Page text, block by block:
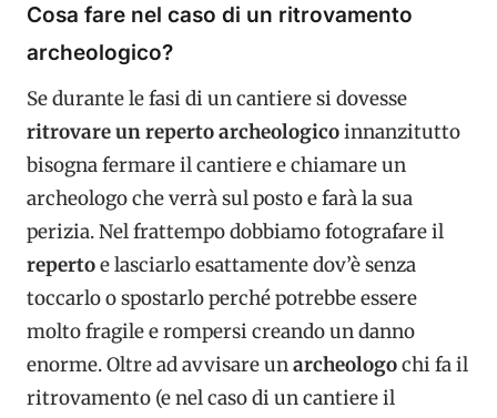
Cosa fare nel caso di un ritrovamento
archeologico?
Se durante le fasi di un cantiere si dovesse
ritrovare un reperto archeologicoinnanzitutto
bisogna fermare il cantiere e chiamare un
archeologo che verrà sul posto e farà la sua
perizia. Nel frattempo dobbiamo fotografare il
repertoe lasciarlo esattamente dov’è senza
toccarlo o spostarlo perché potrebbe essere
molto fragile e rompersi creando un danno
enorme. Oltre ad avvisare unarcheologochi fa il
ritrovamento (e nel caso di un cantiere il